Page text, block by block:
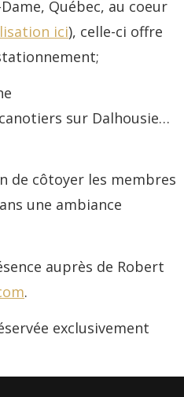
Québec, au coeur
ici), celle-ci offre
sur Dalhousie…
de côtoyer les membres
une ambiance
auprès de Robert
.
exclusivement